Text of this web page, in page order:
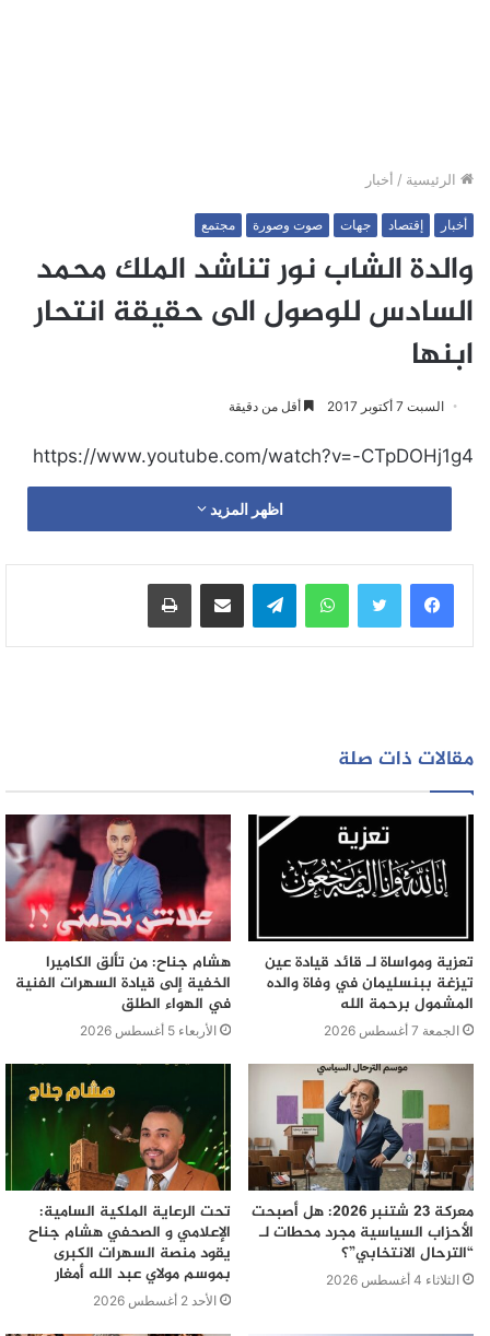
الرئيسية / أخبار
أخبار إقتصاد جهات صوت وصورة مجتمع
والدة الشاب نور تناشد الملك محمد
السادس للوصول الى حقيقة انتحار
ابنها
السبت 7 أكتوبر 2017 أقل من دقيقة
https://www.youtube.com/watch?v=-CTpDOHj1g4
اظهر المزيد
واتساب تيلقرام مشاركة عبر البريد طباعة
مقالات ذات صلة
تعزية ومواساة لـ قائد قيادة عين
تيزغة ببنسليمان في وفاة والده
المشمول برحمة الله
الجمعة 7 أغسطس 2026
هشام جناح: من تألق الكاميرا
الخفية إلى قيادة السهرات الفنية
في الهواء الطلق
الأربعاء 5 أغسطس 2026
معركة 23 شتنبر 2026: هل أصبحت
الأحزاب السياسية مجرد محطات لـ
“الترحال الانتخابي”؟
الثلاثاء 4 أغسطس 2026
تحت الرعاية الملكية السامية:
الإعلامي و الصحفي هشام جناح
يقود منصة السهرات الكبرى
بموسم مولاي عبد الله أمغار
الأحد 2 أغسطس 2026